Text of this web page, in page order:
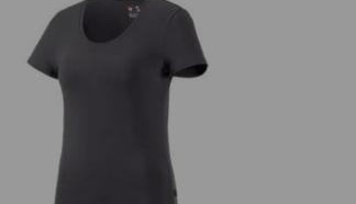
e.s. T-Shirt cotton stretch, Damen